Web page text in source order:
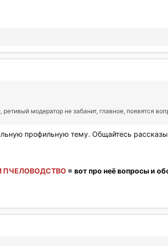
модератор не забанит, главное, появятся
профильную тему. Общайтесь
ПЧЕЛОВОДСТВО = вот про неё вопросы и